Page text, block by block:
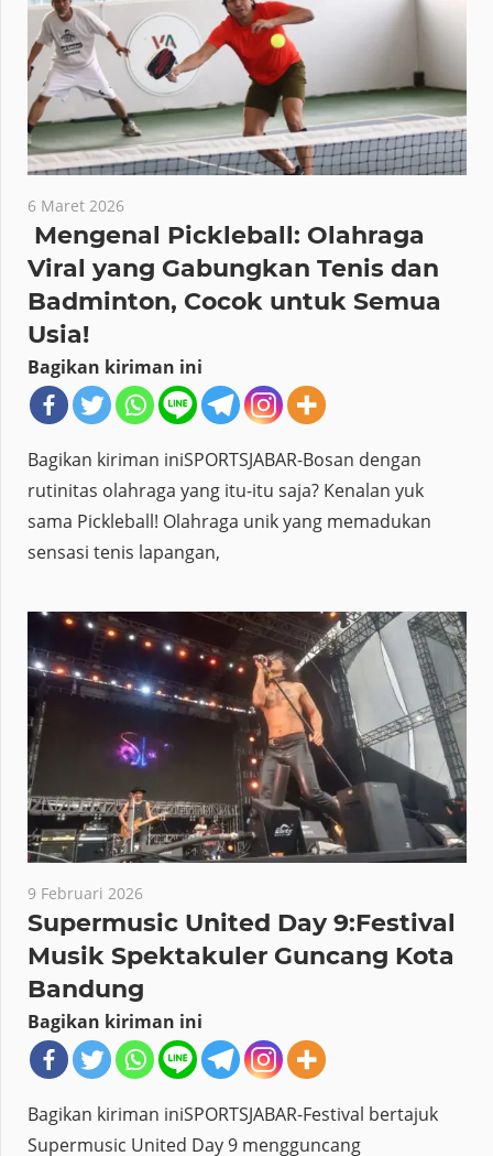
6 Maret 2026
Mengenal Pickleball: Olahraga
Viral yang Gabungkan Tenis dan
Badminton, Cocok untuk Semua
Usia!
Bagikan kiriman ini
Bagikan kiriman iniSPORTSJABAR-Bosan dengan
rutinitas olahraga yang itu-itu saja? Kenalan yuk
sama Pickleball! Olahraga unik yang memadukan
sensasi tenis lapangan,
9 Februari 2026
Supermusic United Day 9:Festival
Musik Spektakuler Guncang Kota
Bandung
Bagikan kiriman ini
Bagikan kiriman iniSPORTSJABAR-Festival bertajuk
Supermusic United Day 9 mengguncang